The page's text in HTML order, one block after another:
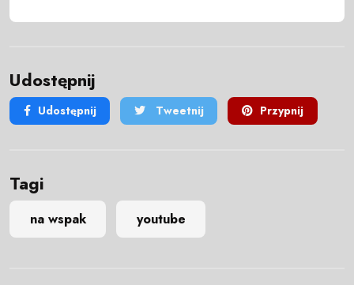
Udostępnij
Udostępnij Tweetnij Przypnij
Tagi
na wspak youtube